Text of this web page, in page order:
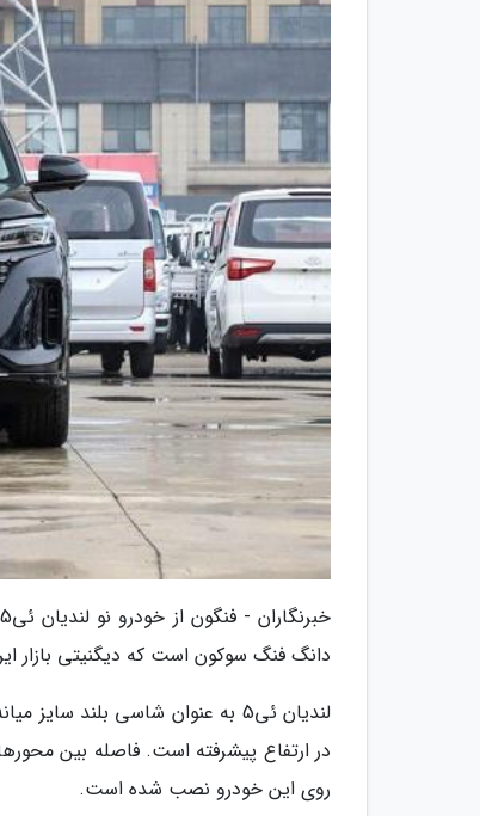
دانگ فنگ سوکون است که دیگنیتی بازار ایران نیز در
روی این خودرو نصب شده است.